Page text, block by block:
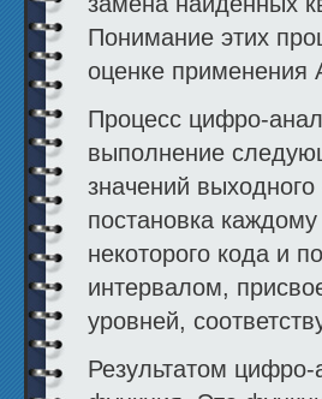
Понимание этих
оценке
Процесс цифро-
выполнение
значений
постановка
некоторого кода и
интервалом,
уровней,
Результатом цифро-